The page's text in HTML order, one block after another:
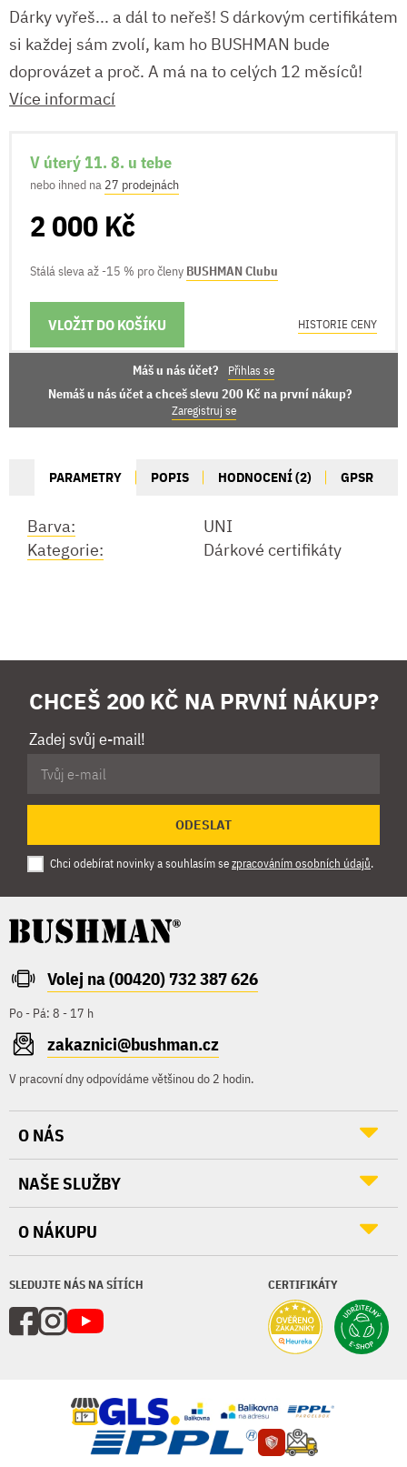
Dárky vyřeš... a dál to neřeš! S dárkovým certifikátem
si každej sám zvolí, kam ho BUSHMAN bude
doprovázet a proč. A má na to celých 12 měsíců!
Více informací
V úterý 11. 8. u tebe
nebo ihned na 27 prodejnách
2 000 Kč
Stálá sleva až -15 % pro členy BUSHMAN Clubu
VLOŽIT DO KOŠÍKU
MOŽNOSTI DORUČENÍ HISTORIE CENY
Máš u nás účet? Přihlas se
Nemáš u nás účet a chceš slevu 200 Kč na první nákup?
Zaregistruj se
PARAMETRY POPIS HODNOCENÍ (2) GPSR
Barva:
UNI
Kategorie:
Dárkové certifikáty
CHCEŠ 200 KČ NA PRVNÍ NÁKUP?
Zadej svůj e-mail!
ODESLAT
Chci odebírat novinky a souhlasím sezpracováním osobních údajů.
Volej na (00420) 732 387 626
Po - Pá: 8 - 17 h
zakaznici@bushman.cz
V pracovní dny odpovídáme většinou do 2 hodin.
SLEDUJTE NÁS NA SÍTÍCH CERTIFIKÁTY
O NÁS
NAŠE SLUŽBY
O NÁKUPU